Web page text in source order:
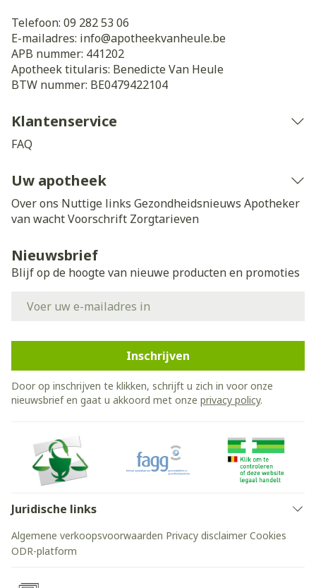
Telefoon: 09 282 53 06
E-mailadres: info@apotheekvanheule.be
APB nummer: 441202
Apotheek titularis: Benedicte Van Heule
BTW nummer: BE0479422104
Klantenservice
FAQ
Uw apotheek
Over ons Nuttige links Gezondheidsnieuws Apotheker
van wachtVoorschrift Zorgtarieven
Nieuwsbrief
Blijf op de hoogte van nieuwe producten en promoties
Inschrijven
Door op inschrijven te klikken, schrijft u zich in voor onze
nieuwsbrief en gaat u akkoord met onze privacy policy.
Juridische links
Algemene verkoopsvoorwaarden Privacy disclaimer Cookies
ODR-platform